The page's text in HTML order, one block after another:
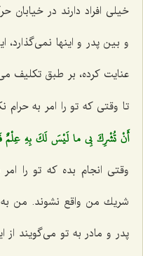
خیلی افراد دارند در
و بین پدر و اینها
عنایت كرده، بر طبق تكلیف
تا وقتی كه تو را امر به حرام
أَنْ تُشْرِكَ بِي ما لَيْسَ لَكَ بِهِ عِلْمٌ
وقتی انجام بده كه تو را
شریك من واقع نشوند. من
پدر و مادر به تو می‌گویند